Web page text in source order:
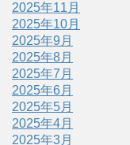
2025年11月
2025年10月
2025年9月
2025年8月
2025年7月
2025年6月
2025年5月
2025年4月
2025年3月